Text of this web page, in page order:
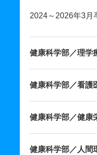
2024～2026年3月
健康科学部／理学
健康科学部／看護
健康科学部／健康
健康科学部／人間